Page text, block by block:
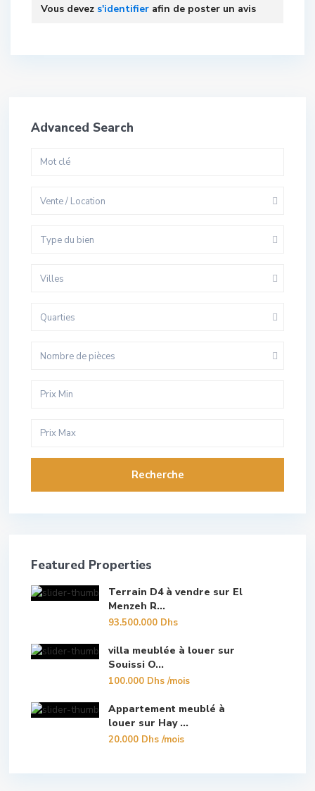
Vous devez s'identifier afin de poster un avis
Advanced Search
Vente / Location
Type du bien
Villes
Quarties
Nombre de pièces
Recherche
Featured Properties
Terrain D4 à vendre sur El
Menzeh R...
93.500.000 Dhs
villa meublée à louer sur
Souissi O...
100.000 Dhs/mois
Appartement meublé à
louer sur Hay ...
20.000 Dhs/mois